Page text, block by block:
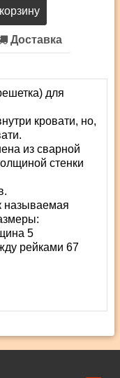
Доставка
для
кровати, но,
из сварной
стенки
называемая
5
рейками 67